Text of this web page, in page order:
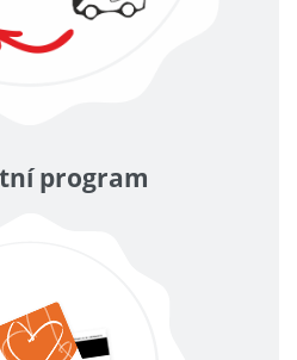
program